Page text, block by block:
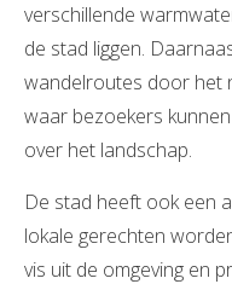
verschillende
de stad liggen.
wandelroutes door het
waar bezoekers
over het landschap.
De stad heeft ook een
lokale gerechten
vis uit de omgeving en